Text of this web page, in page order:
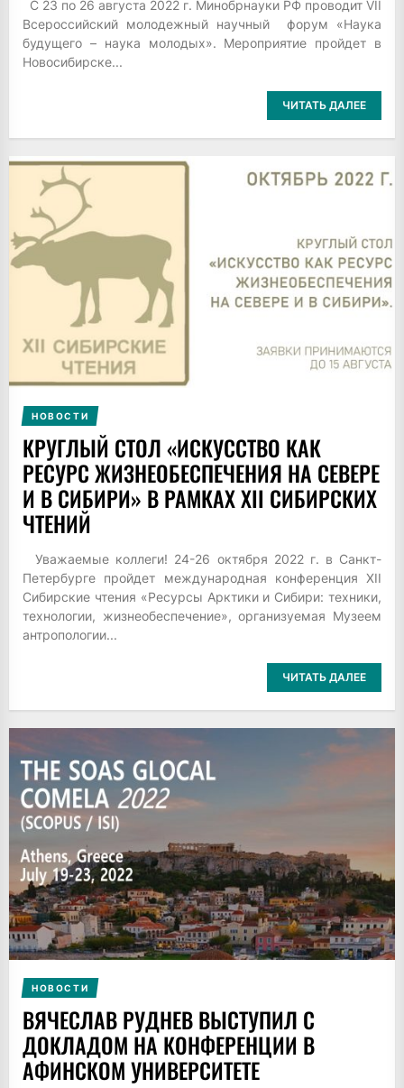
С 23 по 26 августа 2022 г. Минобрнауки РФ проводит VII
Всероссийский молодежный научный форум «Наука
будущего – наука молодых». Мероприятие пройдет в
Новосибирске...
ЧИТАТЬ ДАЛЕЕ
НОВОСТИ
КРУГЛЫЙ СТОЛ «ИСКУССТВО КАК
РЕСУРС ЖИЗНЕОБЕСПЕЧЕНИЯ НА СЕВЕРЕ
И В СИБИРИ» В РАМКАХ XII СИБИРСКИХ
ЧТЕНИЙ
Уважаемые коллеги! 24-26 октября 2022 г. в Санкт-
Петербурге пройдет международная конференция XII
Сибирские чтения «Ресурсы Арктики и Сибири: техники,
технологии, жизнеобеспечение», организуемая Музеем
антропологии...
ЧИТАТЬ ДАЛЕЕ
НОВОСТИ
ВЯЧЕСЛАВ РУДНЕВ ВЫСТУПИЛ С
ДОКЛАДОМ НА КОНФЕРЕНЦИИ В
АФИНСКОМ УНИВЕРСИТЕТЕ